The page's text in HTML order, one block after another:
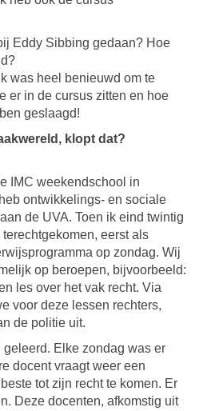
Eddy Sibbing gedaan? Hoe
was heel benieuwd om te
er in de cursus zitten en hoe
geslaagd!
klopt dat?
IMC weekendschool in
ontwikkelings- en sociale
de UVA. Toen ik eind twintig
eerst als
op zondag. Wij
op beroepen, bijvoorbeeld:
les over het vak recht. Via
voor deze lessen rechters,
de politie uit.
geleerd. Elke zondag was er
docent vraagt weer een
tot zijn recht te komen. Er
Deze docenten, afkomstig uit